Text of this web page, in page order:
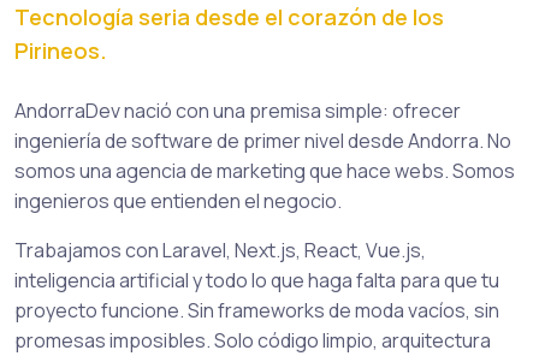
Tecnología seria desde el corazón de los
Pirineos.
AndorraDev nació con una premisa simple: ofrecer
ingeniería de software de primer nivel desde Andorra. No
somos una agencia de marketing que hace webs. Somos
ingenieros que entienden el negocio.
Trabajamos con Laravel, Next.js, React, Vue.js,
inteligencia artificial y todo lo que haga falta para que tu
proyecto funcione. Sin frameworks de moda vacíos, sin
promesas imposibles. Solo código limpio, arquitectura